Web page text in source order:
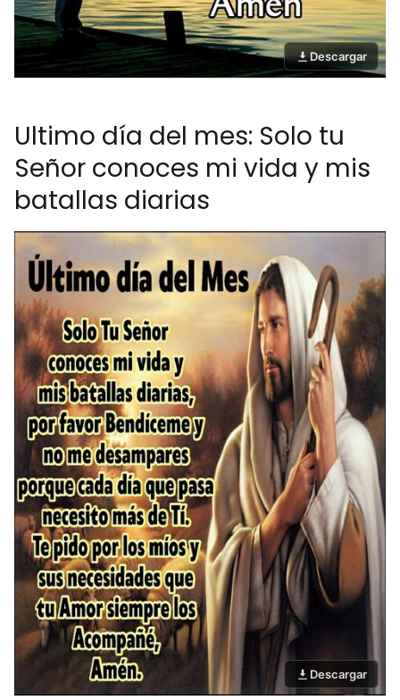
Descargar
Ultimo día del mes: Solo tu
Señor conoces mi vida y mis
batallas diarias
Descargar